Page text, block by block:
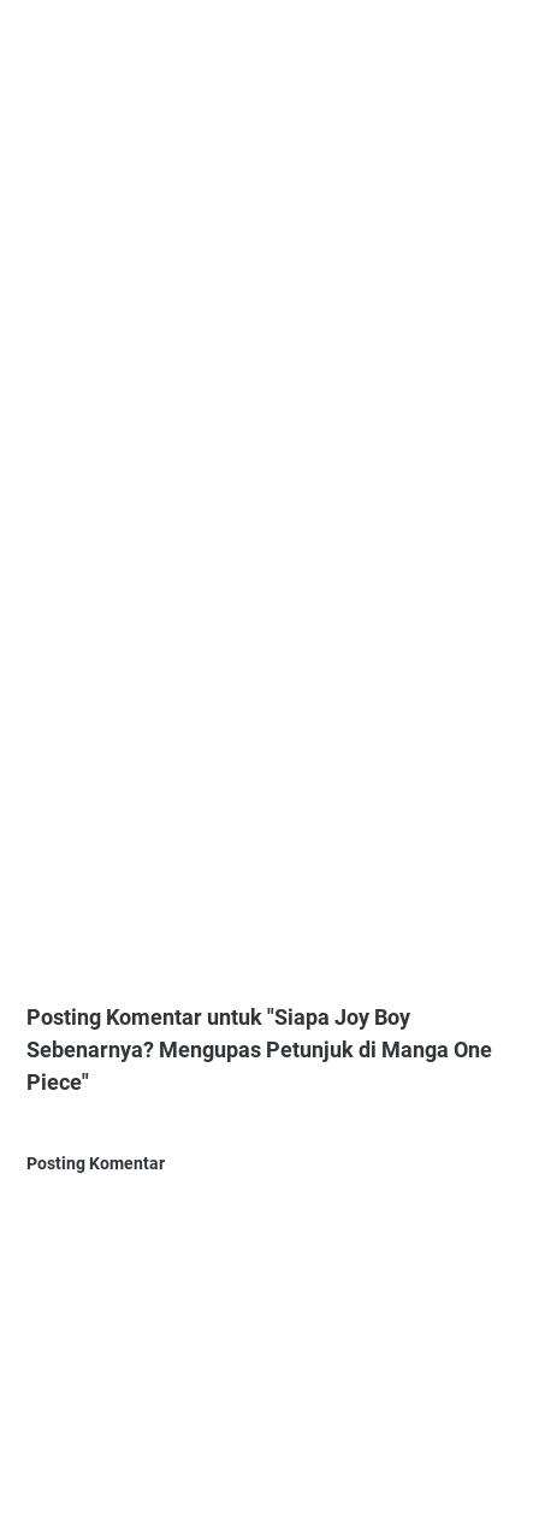
Posting Komentar untuk "Siapa Joy Boy
Sebenarnya? Mengupas Petunjuk di Manga One
Piece"
Posting Komentar